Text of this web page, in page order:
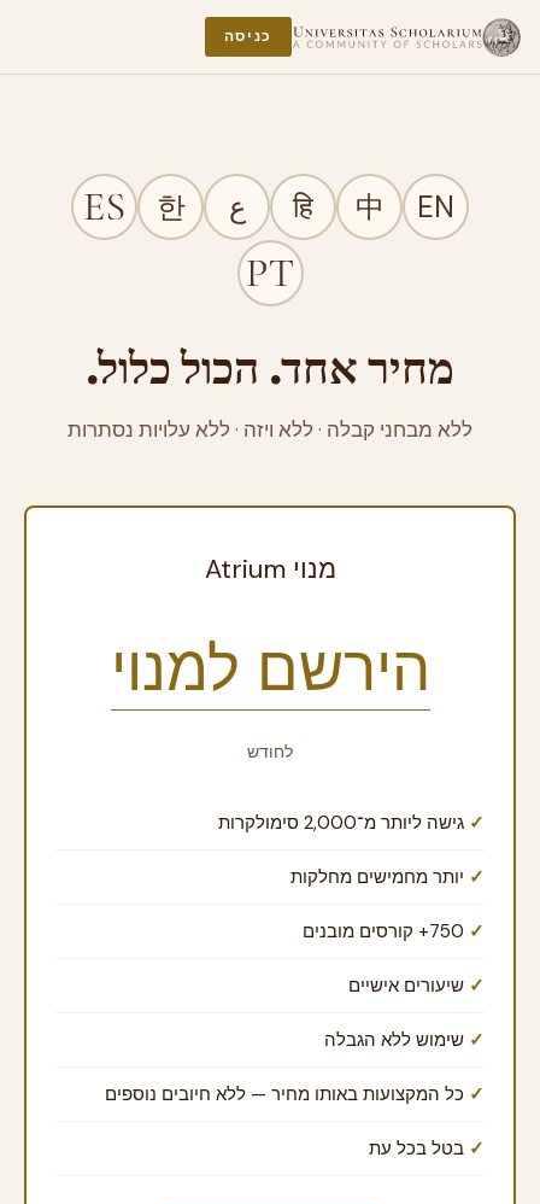
כניסה
EN
中
हि ع 한
מחיר אחד. הכול כלול.
ללא מבחני קבלה · ללא ויזה · ללא עלויות נסתרות
מנוי Atrium
הירשם למנוי
לחודש
גישה ליותר מ־2,000 סימולקרות
יותר מחמישים מחלקות
שיעורים אישיים
שימוש ללא הגבלה
כל המקצועות באותו מחיר — ללא חיובים נוספים
בטל בכל עת